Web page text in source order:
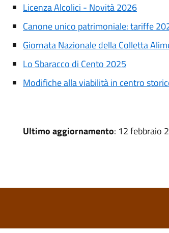
Licenza Alcolici - Novità 2026
Canone unico patrimoniale: tariffe
Giornata Nazionale della Colletta
Lo Sbaracco di Cento 2025
Modifiche alla viabilità in centro
Ultimo aggiornamento: 12 febbraio